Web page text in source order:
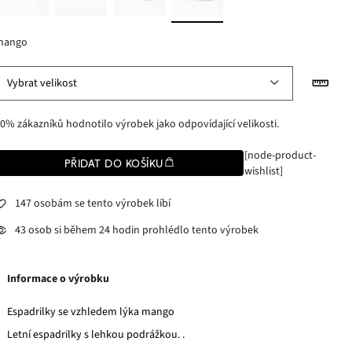
Vybrat velikost
zákazníků hodnotilo výrobek jako odpovídající velikosti.
PŘIDAT DO KOŠÍKU
[node-product-
wishlist]
147 osobám se tento výrobek líbí
43 osob si během 24 hodin prohlédlo tento výrobek
Informace o výrobku
Espadrilky se vzhledem lýka mango
Letní espadrilky s lehkou podrážkou. .